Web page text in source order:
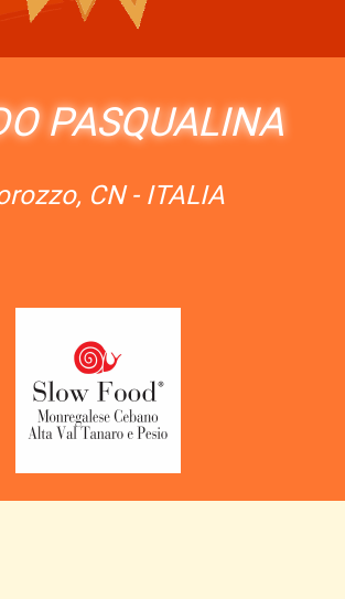
PASQUALINA
CN - ITALIA